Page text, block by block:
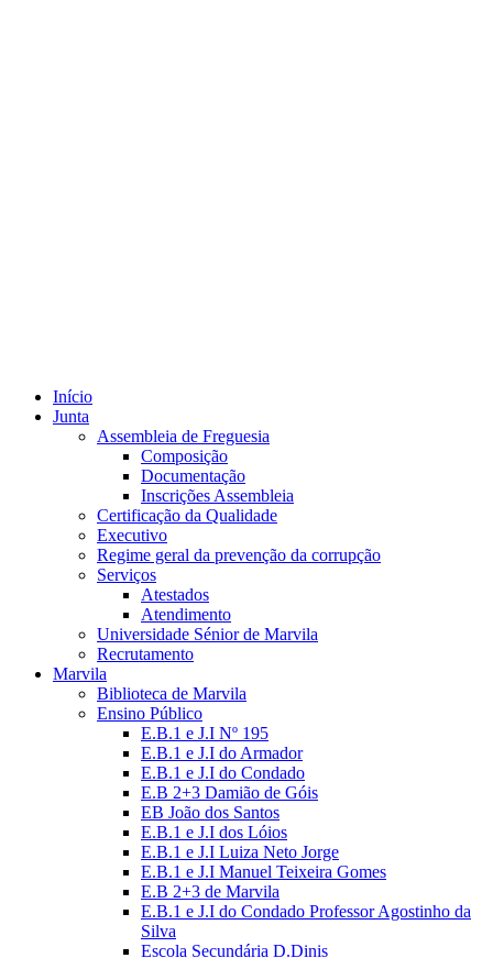
Início
Junta
Assembleia de Freguesia
Composição
Documentação
Inscrições Assembleia
Certificação da Qualidade
Executivo
Regime geral da prevenção da corrupção
Serviços
Atestados
Atendimento
Universidade Sénior de Marvila
Recrutamento
Marvila
Biblioteca de Marvila
Ensino Público
E.B.1 e J.I Nº 195
E.B.1 e J.I do Armador
E.B.1 e J.I do Condado
E.B 2+3 Damião de Góis
EB João dos Santos
E.B.1 e J.I dos Lóios
E.B.1 e J.I Luiza Neto Jorge
E.B.1 e J.I Manuel Teixeira Gomes
E.B 2+3 de Marvila
E.B.1 e J.I do Condado Professor Agostinho da
Silva
Escola Secundária D.Dinis